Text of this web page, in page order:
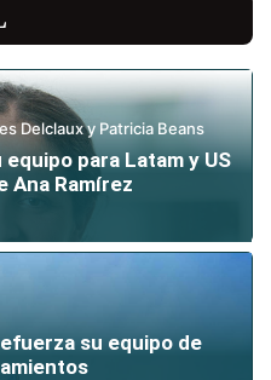
Delclaux y Patricia Beans
para Latam y US
Ana Ramírez
su equipo de